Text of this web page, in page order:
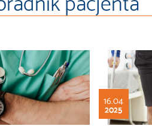
16.04
2025